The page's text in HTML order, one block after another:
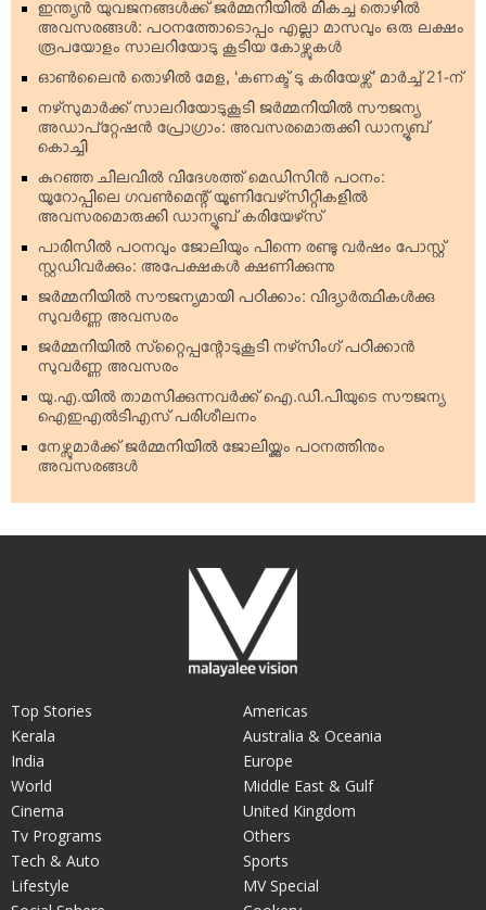
ഇന്ത്യന്‍ യുവജനങ്ങള്‍ക്ക് ജര്‍മ്മനിയില്‍ മികച്ച തൊഴില്‍
അവസരങ്ങള്‍: പഠനത്തോടൊപ്പം എല്ലാ മാസവും ഒരു ലക്ഷം
രൂപയോളം സാലറിയോടു കൂടിയ കോഴ്സുകള്‍
ഓണ്‍ലൈന്‍ തൊഴില്‍ മേള, ‘കണക്ട് ടു കരിയേഴ്സ്’ മാര്‍ച്ച് 21-ന്
നഴ്‌സുമാര്‍ക്ക് സാലറിയോടുകൂടി ജര്‍മ്മനിയില്‍ സൗജന്യ
അഡാപ്റ്റേഷന്‍ പ്രോഗ്രാം: അവസരമൊരുക്കി ഡാന്യൂബ്
കൊച്ചി
കുറഞ്ഞ ചിലവില്‍ വിദേശത്ത് മെഡിസിന്‍ പഠനം:
യൂറോപ്പിലെ ഗവണ്‍മെന്റ് യൂണിവേഴ്‌സിറ്റികളില്‍
അവസരമൊരുക്കി ഡാന്യൂബ് കരിയേഴ്‌സ്
പാരിസില്‍ പഠനവും ജോലിയും പിന്നെ രണ്ടു വര്‍ഷം പോസ്റ്റ്
സ്റ്റഡിവര്‍ക്കും: അപേക്ഷകള്‍ ക്ഷണിക്കുന്നു
ജര്‍മ്മനിയില്‍ സൗജന്യമായി പഠിക്കാം: വിദ്യാര്‍ത്ഥികള്‍ക്കു
സുവര്‍ണ്ണ അവസരം
ജര്‍മ്മനിയില്‍ സ്‌റ്റൈപ്പന്റോടുകൂടി നഴ്‌സിംഗ് പഠിക്കാന്‍
സുവര്‍ണ്ണ അവസരം
യു.എ.യില്‍ താമസിക്കുന്നവര്‍ക്ക് ഐ.ഡി.പിയുടെ സൗജന്യ
ഐഇഎല്‍ടിഎസ് പരിശീലനം
നേഴ്സുമാര്‍ക്ക് ജര്‍മ്മനിയില്‍ ജോലിയ്ക്കും പഠനത്തിനും
അവസരങ്ങള്‍
Top Stories
Kerala
India
World
Cinema
Tv Programs
Tech & Auto
Americas
Australia & Oceania
Europe
Middle East & Gulf
United Kingdom
Others
Sports
Lifestyle
MV Special